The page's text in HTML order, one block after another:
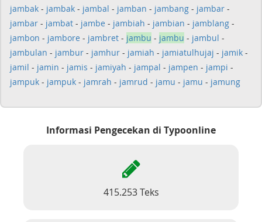
jambak - jambak - jambal - jamban - jambang - jambar -
jambar - jambat - jambe - jambiah - jambian - jamblang -
jambon - jambore - jambret - jambu - jambu - jambul -
jambulan - jambur - jamhur - jamiah - jamiatulhujaj - jamik -
jamil - jamin - jamis - jamiyah - jampal - jampen - jampi -
jampuk - jampuk - jamrah - jamrud - jamu - jamu - jamung
Informasi Pengecekan di Typoonline
415.253 Teks